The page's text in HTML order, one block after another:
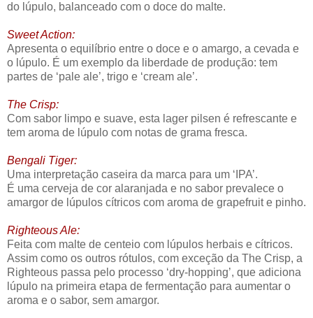
do lúpulo, balanceado com o doce do malte.
Sweet Action:
Apresenta o equilíbrio entre o doce e o amargo, a cevada e
o lúpulo. É um exemplo da liberdade de produção: tem
partes de ‘pale ale’, trigo e ‘cream ale’.
The Crisp:
Com sabor limpo e suave, esta lager pilsen é refrescante e
tem aroma de lúpulo com notas de grama fresca.
Bengali Tiger:
Uma interpretação caseira da marca para um ‘IPA’.
É uma cerveja de cor alaranjada e no sabor prevalece o
amargor de lúpulos cítricos com aroma de grapefruit e pinho.
Righteous Ale:
Feita com malte de centeio com lúpulos herbais e cítricos.
Assim como os outros rótulos, com exceção da The Crisp, a
Righteous passa pelo processo ‘dry-hopping’, que adiciona
lúpulo na primeira etapa de fermentação para aumentar o
aroma e o sabor, sem amargor.